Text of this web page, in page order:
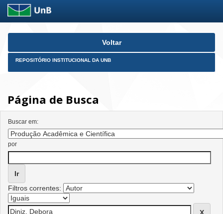
Skip
Voltar
REPOSITÓRIO INSTITUCIONAL DA UNB
Página de Busca
Buscar em:
por
Filtros correntes: